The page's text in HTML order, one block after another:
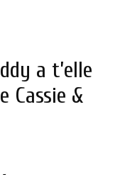
a t’elle
Cassie &